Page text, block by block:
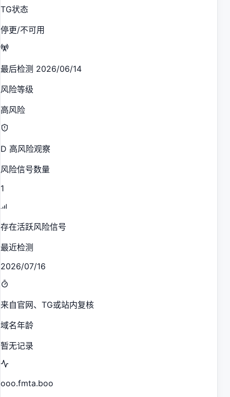
TG状态
停更/不可用
最后检测 2026/06/14
风险等级
高风险
D 高风险观察
风险信号数量
1
存在活跃风险信号
最近检测
2026/07/16
来自官网、TG或站内复核
域名年龄
暂无记录
ooo.fmta.boo